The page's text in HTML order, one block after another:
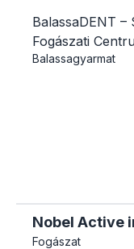
BalassaDENT –
Fogászati
Balassagyarmat
Nobel Active
Fogászat